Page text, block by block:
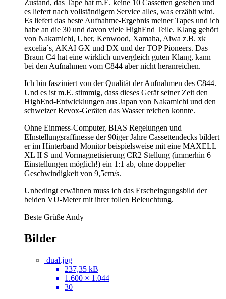
Zustand, das Tape hat m.E. keine 10 Cassetten gesehen und
es liefert nach vollständigem Service alles, was erzählt wird.
Es liefert das beste Aufnahme-Ergebnis meiner Tapes und ich
habe an die 30 und davon viele HighEnd Teile. Klang gehört
von Nakamichi, Uher, Kenwood, Xamaha, Aiwa z.B. xk
excelia´s, AKAI GX und DX und der TOP Pioneers. Das
Braun C4 hat eine wirklich unvergleich guten Klang, kann
bei den Aufnahmen vom C844 aber nicht heranreichen.
Ich bin fasziniert von der Qualität der Aufnahmen des C844.
Und es ist m.E. stimmig, dass dieses Gerät seiner Zeit den
HighEnd-Entwicklungen aus Japan von Nakamichi und den
schweizer Revox-Geräten das Wasser reichen konnte.
Ohne Einmess-Computer, BIAS Regelungen und
EInstellungsraffinesse der 90iger Jahre Cassettendecks bildert
er im Hinterband Monitor beispielsweise mit eine MAXELL
XL II S und Vormagnetisierung CR2 Stellung (immerhin 6
Einstellungen möglich!) ein 1:1 ab, ohne doppelter
Geschwindigkeit von 9,5cm/s.
Unbedingt erwähnen muss ich das Erscheingungsbild der
beiden VU-Meter mit ihrer tollen Beleuchtung.
Beste Grüße Andy
Bilder
dual.jpg
237,35 kB
1.600 × 1.044
30